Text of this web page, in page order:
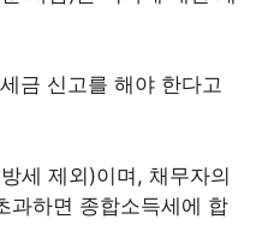
금 신고를 해야 한다고
세 제외)이며, 채무자의
과하면 종합소득세에 합